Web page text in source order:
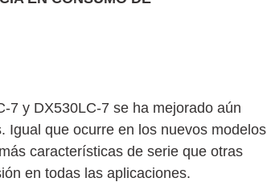
7 y DX530LC-7 se ha mejorado aún
Igual que ocurre en los nuevos modelos
características de serie que otras
en todas las aplicaciones.